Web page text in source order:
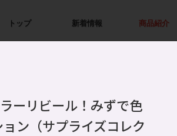
トップ 新着情報 商品紹介
ーリビール！みずで色
ン​（サプライズコレク